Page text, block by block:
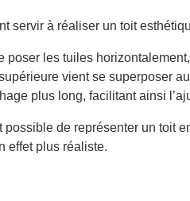
servir à réaliser un toit
poser les tuiles
vient se superposer
plus long, facilitant ainsi
possible de représenter un toit
effet plus réaliste.